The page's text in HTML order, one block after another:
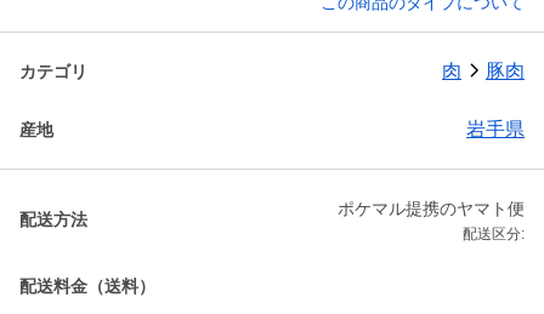
カテゴリ 肉 豚肉
産地 岩手県
配送方法
ポケマル提携のヤマト便
配送区分:
配送料金（送料）